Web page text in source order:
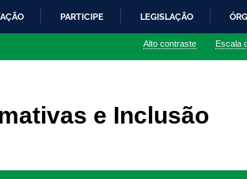
PARTICIPE LEGISLAÇÃO
Alto contraste Escala
e Inclusão